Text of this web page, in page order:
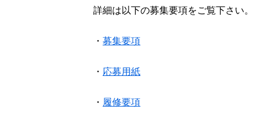
詳細は以下の募集要項をご覧下さい。
・ 募集要項
・ 応募用紙
・ 履修要項